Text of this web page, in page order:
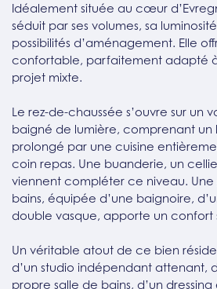
Idéalement située au cœur
séduit par ses volumes, sa
possibilités d’aménagement. Elle
confortable, parfaitement adapté
projet mixte.
Le rez-de-chaussée s’ouvre sur un
baigné de lumière, comprenant un
prolongé par une cuisine
coin repas. Une buanderie, un
viennent compléter ce niveau.
bains, équipée d’une baignoire,
double vasque, apporte un confort
Un véritable atout de ce bien
d’un studio indépendant attenant,
propre salle de bains, d’un